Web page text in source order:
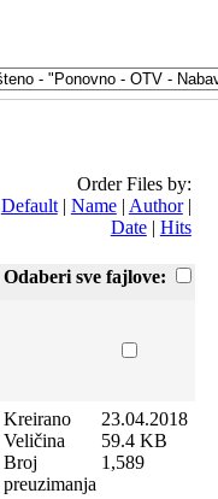
Order Files by:
Default| Name| Author|
Date| Hits
Odaberi sve fajlove:
Kreirano
Veličina
Broj
preuzimanja
23.04.2018
59.4 KB
1,589